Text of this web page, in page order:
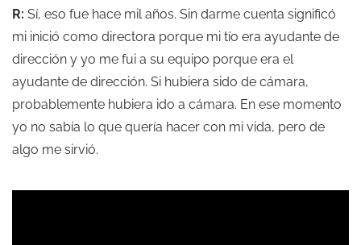
R: Sí, eso fue hace mil años. Sin darme cuenta significó
mi inició como directora porque mi tío era ayudante de
dirección y yo me fui a su equipo porque era el
ayudante de dirección. Si hubiera sido de cámara,
probablemente hubiera ido a cámara. En ese momento
yo no sabía lo que quería hacer con mi vida, pero de
algo me sirvió.